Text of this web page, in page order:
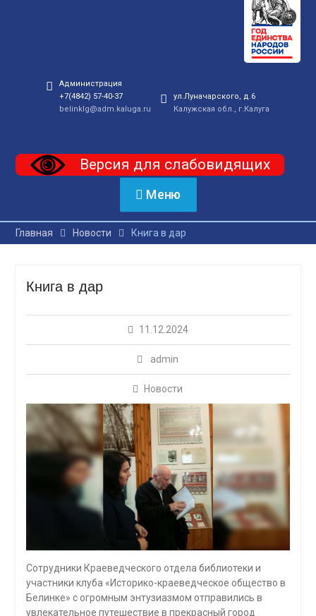
Администрация
+7(4842) 57-40-37
belinklg@adm.kaluga.ru
ул.Луначарского, д.6
Калужская обл., г.Калуга
Версия для слабовидящих
Меню
Главная Новости Книга в дар
Книга в дар
11.12.2024
admin
Новости
Сотрудники Краеведческого отдела библиотеки и
участники клуба «Историко-краеведческое общество в
Белинке» с огромным энтузиазмом отправились в
увлекательное путешествие в прекрасный город